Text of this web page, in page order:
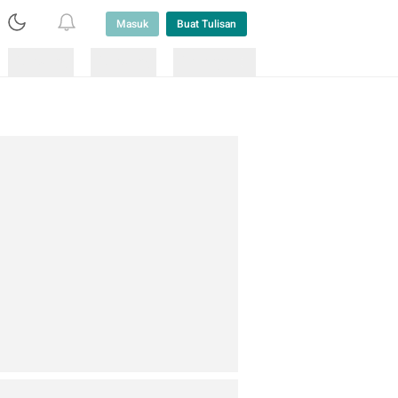
Masuk Buat Tulisan